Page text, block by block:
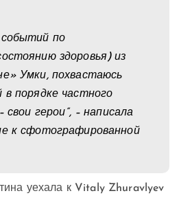
по
здоровья) из
Умки, похвастаюсь
в порядке частного
свои герои”, – написала
к сфотографированной
уехала к Vitaly Zhuravlyev